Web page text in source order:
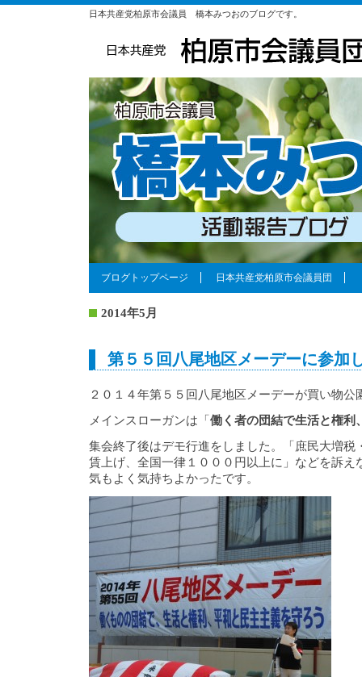
日本共産党柏原市会議員 橋本みつおのブログです。
ブログトップページ 日本共産党柏原市会議員団
2014年5月
第５５回八尾地区メーデーに参加
２０１４年第５５回八尾地区メーデーが買い物公
メインスローガンは「 働く者の団結で生活と権利
集会終了後はデモ行進をしました。「庶民大増税
賃上げ、全国一律１０００円以上に」などを訴え
気もよく気持ちよかったです。